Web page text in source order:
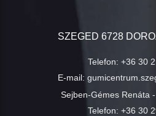
SZEGED 6728
Telefon: +36 30
E-mail:
Sejben-Gémes Renáta
Telefon: +36 30